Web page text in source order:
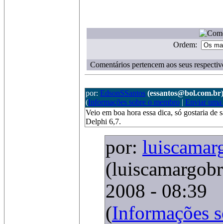
Ordem:
Comentários pertencem aos seus
por: EdsonSSantos (essantos@bol.com.br)
(Informações sobre o membro | Enviar uma
Veio em boa hora essa dica, só gostaria de
Delphi 6,7.
por:
2008 - 08:39
(Informações